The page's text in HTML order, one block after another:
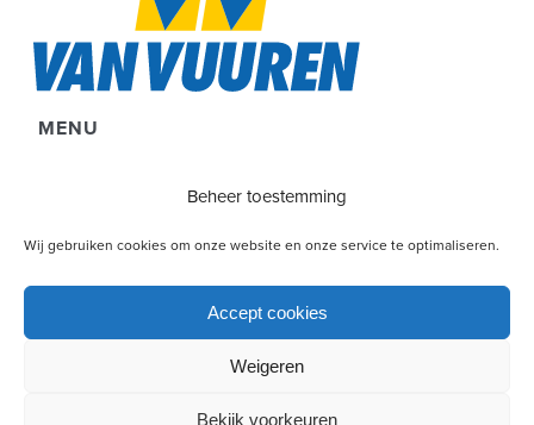
Beheer toestemming
Wij gebruiken cookies om onze website en onze service te optimaliseren.
Accept cookies
Weigeren
Bekijk voorkeuren
MENU
Disclaimer & Privacy